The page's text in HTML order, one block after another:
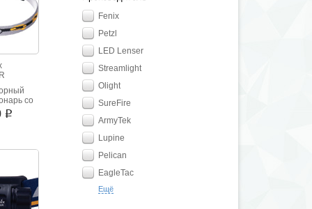
со
i
Fenix
Petzl
LED Lenser
Streamlight
Olight
SureFire
ArmyTek
Lupine
Pelican
EagleTac
Ещё